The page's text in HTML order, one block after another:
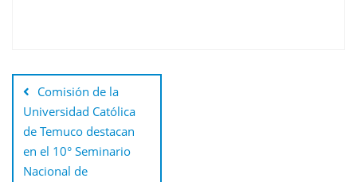
Comisión de la
Universidad Católica
de Temuco destacan
en el 10° Seminario
Nacional de